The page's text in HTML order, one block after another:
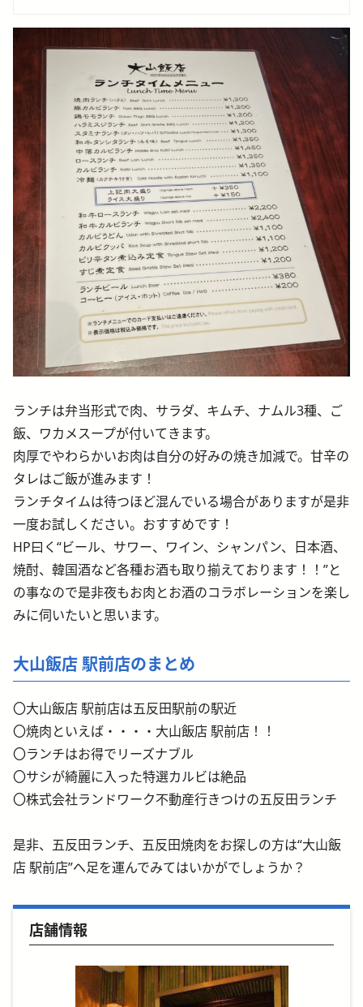
ランチは弁当形式で肉、サラダ、キムチ、ナムル3種、ご
飯、ワカメスープが付いてきます。
肉厚でやわらかいお肉は自分の好みの焼き加減で。甘辛の
タレはご飯が進みます！
ランチタイムは待つほど混んでいる場合がありますが是非
一度お試しください。おすすめです！
HP曰く“ビール、サワー、ワイン、シャンパン、日本酒、
焼酎、韓国酒など各種お酒も取り揃えております！！”と
の事なので是非夜もお肉とお酒のコラボレーションを楽し
みに伺いたいと思います。
大山飯店 駅前店のまとめ
〇大山飯店 駅前店は五反田駅前の駅近
〇焼肉といえば・・・・大山飯店 駅前店！！
〇ランチはお得でリーズナブル
〇サシが綺麗に入った特選カルビは絶品
〇株式会社ランドワーク不動産行きつけの五反田ランチ
是非、五反田ランチ、五反田焼肉をお探しの方は“大山飯
店 駅前店”へ足を運んでみてはいかがでしょうか？
店舗情報